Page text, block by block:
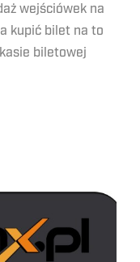
wejściówek na
kupić bilet na to
biletowej